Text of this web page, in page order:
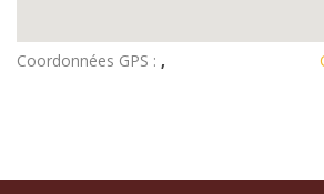
Coordonnées GPS : ,